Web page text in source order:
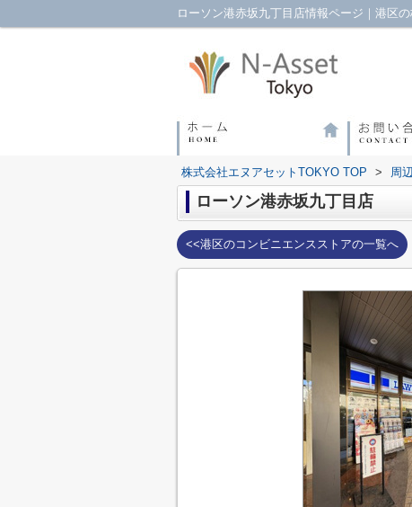
ローソン港赤坂九丁目店情報ページ｜港区
株式会社エヌアセットTOKYO TOP > 周
ローソン港赤坂九丁目店
<<港区のコンビニエンスストアの一覧へ